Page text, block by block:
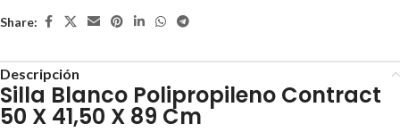
Share:
Descripción
Silla Blanco Polipropileno Contract
50 X 41,50 X 89 Cm